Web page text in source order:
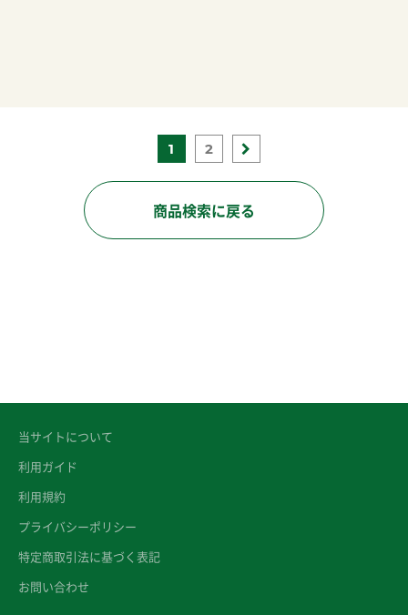
1 2
商品検索に戻る
当サイトについて
利用ガイド
利用規約
プライバシーポリシー
特定商取引法に基づく表記
お問い合わせ